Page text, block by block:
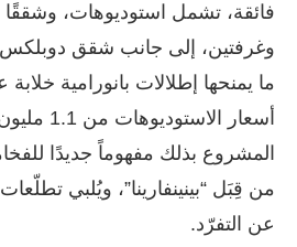
فائقة، تشمل استوديوهات،
وغرفتين، إلى جانب شقق دوبلكس
ما يمنحها إطلالات بانورامية
أسعار
المشروع بذلك مفهوماً جديدًا
من قِبَل “بينينفارينا”، ويُلبي
عن التفرّد.